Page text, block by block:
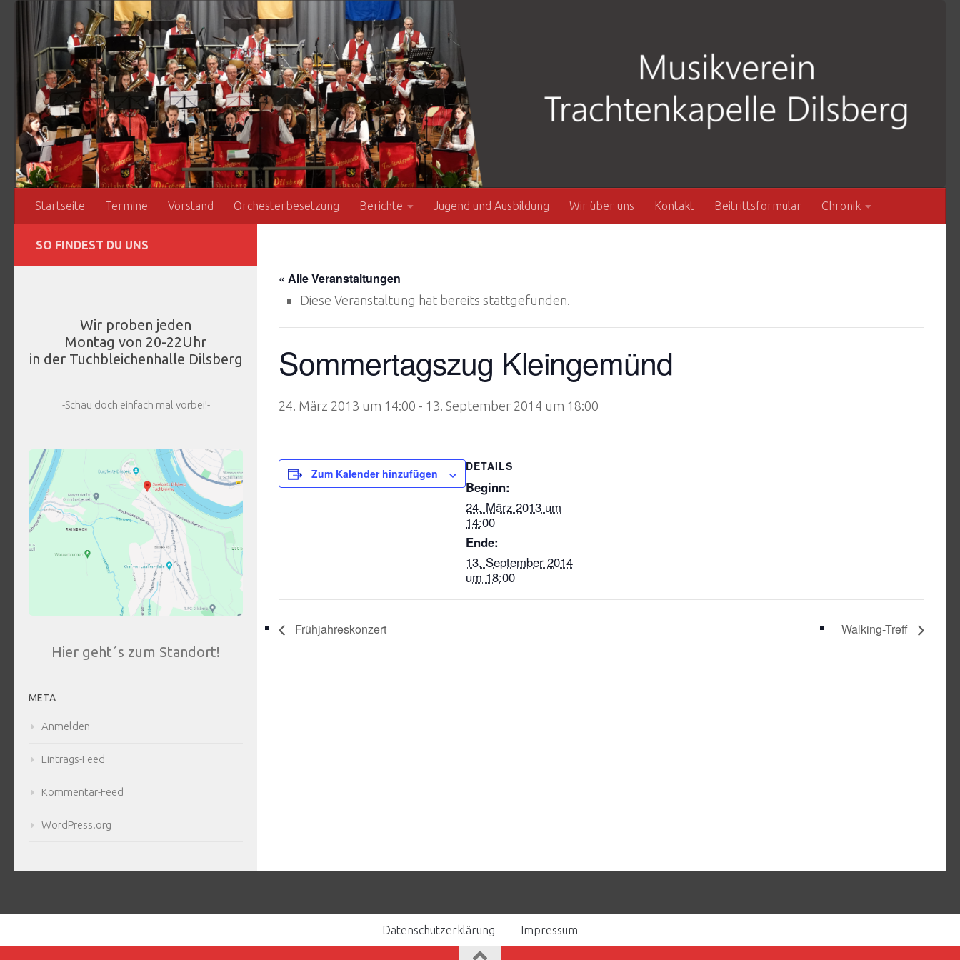
Zum Inhalt springen
Startseite Termine Vorstand Orchesterbesetzung Berichte Jugend und Ausbildung Wir über uns Kontakt Beitrittsformular Chronik
« Alle Veranstaltungen
Diese Veranstaltung hat bereits stattgefunden.
Sommertagszug Kleingemünd
24. März 2013 um 14:00 - 13. September 2014 um 18:00
Zum Kalender hinzufügen
DETAILS
Beginn:
24. März 2013 um
14:00
Ende:
13. September 2014
um 18:00
Frühjahreskonzert Walking-Treff
SO FINDEST DU UNS
Wir proben jeden
Montag von 20-22Uhr
in der Tuchbleichenhalle Dilsberg
-Schau doch einfach mal vorbei!-
Hier geht´s zum Standort!
META
Anmelden
Eintrags-Feed
Kommentar-Feed
WordPress.org
Datenschutzerklärung Impressum